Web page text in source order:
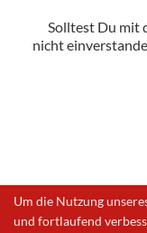
Solltest Du mit
nicht
Um die Nutzung
und fortlaufend